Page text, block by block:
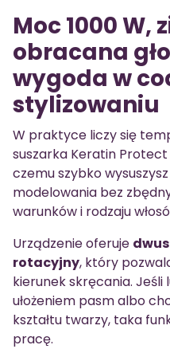
Moc 1000 W,
obracana
wygoda w
stylizowaniu
W praktyce liczy się
suszarka Keratin
czemu szybko
modelowania bez
warunków i rodzaju
Urządzenie oferuje
rotacyjny, który
kierunek skręcania.
ułożeniem pasm albo
kształtu twarzy, taka
pracę.